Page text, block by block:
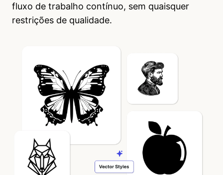
fluxo de trabalho contínuo, sem quaisquer
restrições de qualidade.